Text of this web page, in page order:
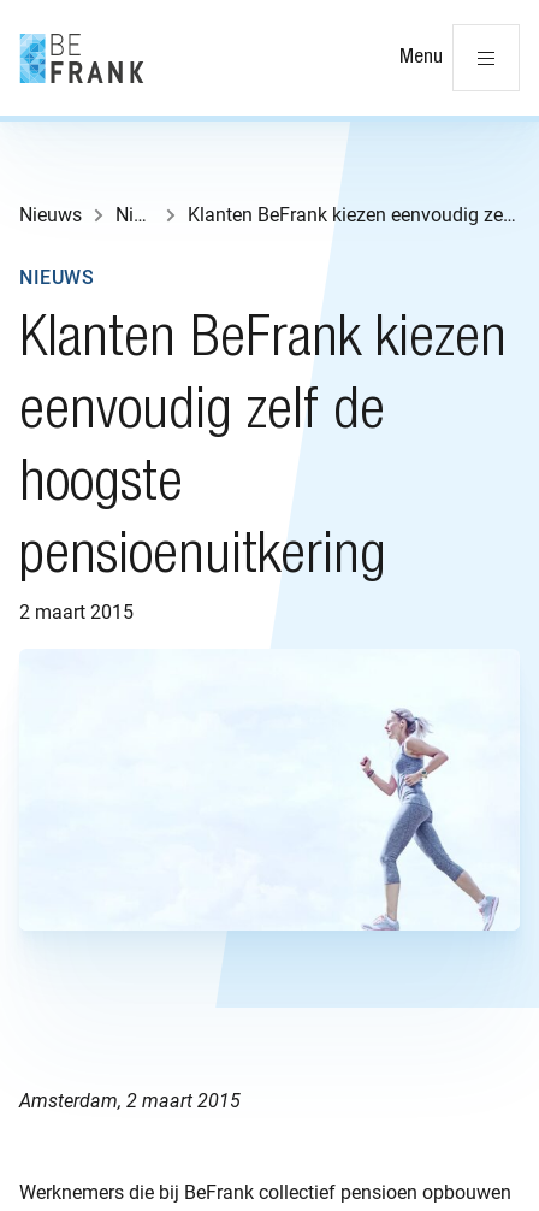
Menu
Nieuws Nieuws Klanten BeFrank kiezen eenvoudig zelf de hoogste pensioenuitkering
Klanten BeFrank kiezen
eenvoudig zelf de
hoogste
pensioenuitkering
2 maart 2015
NIEUWS
Amsterdam, 2 maart 2015
Werknemers die bij BeFrank collectief pensioen opbouwen